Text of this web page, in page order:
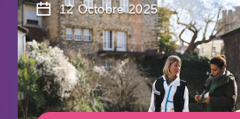
12 Octobre 2025